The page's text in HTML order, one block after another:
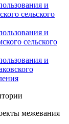
и
сельского
и
сельского
и
межевания